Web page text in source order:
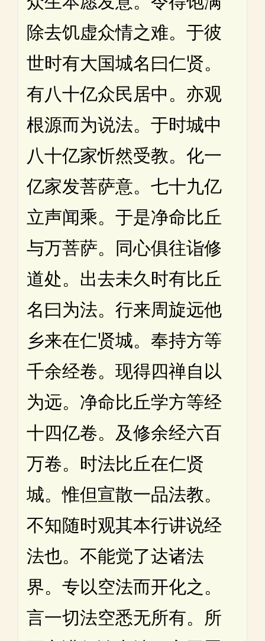
除去饥虚众情之难。于彼
世时有大国城名曰仁贤。
有八十亿众民居中。亦观
根源而为说法。于时城中
八十亿家忻然受教。化一
亿家发菩萨意。七十九亿
立声闻乘。于是净命比丘
与万菩萨。同心俱往诣修
道处。出去未久时有比丘
名曰为法。行来周旋远他
乡来在仁贤城。奉持方等
千余经卷。现得四禅自以
为远。净命比丘学方等经
十四亿卷。及修余经六百
万卷。时法比丘在仁贤
城。惟但宣散一品法教。
不知随时观其本行讲说经
法也。不能觉了达诸法
界。专以空法而开化之。
言一切法空悉无所有。所